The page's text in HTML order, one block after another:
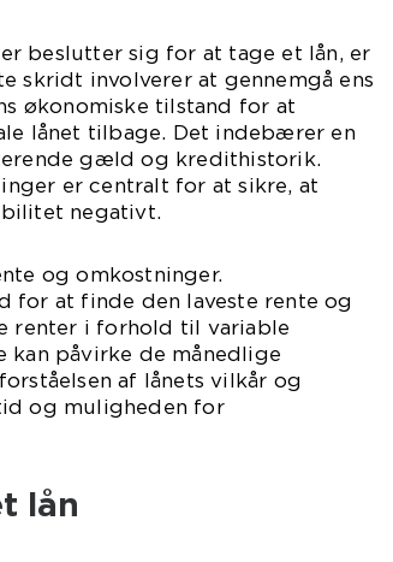
beslutter sig for at tage et lån, er
skridt involverer at gennemgå ens
økonomiske tilstand for at
lånet tilbage. Det indebærer en
gæld og kredithistorik.
er centralt for at sikre, at
negativt.
og omkostninger.
for at finde den laveste rente og
renter i forhold til variable
kan påvirke de månedlige
af lånets vilkår og
og muligheden for
lån